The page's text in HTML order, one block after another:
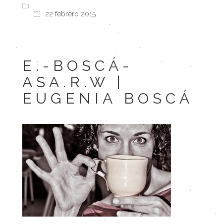
22 febrero 2015
E.-BOSCÁ-
ASA.R.W |
EUGENIA BOSCÁ